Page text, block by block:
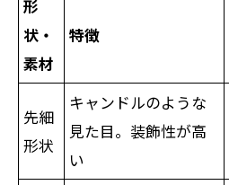
形
状・
素材
特徴
先細
形状
キャンドルのような
見た目。装飾性が高
い